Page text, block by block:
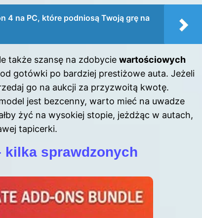
4 na PC, które podniosą Twoją grę na
także szansę na zdobycie wartościowych
gotówki po bardziej prestiżowe auta. Jeżeli
go na aukcji za przyzwoitą kwotę.
jest bezcenny, warto mieć na uwadze
żyć na wysokiej stopie, jeżdżąc w autach,
tapicerki.
kilka sprawdzonych